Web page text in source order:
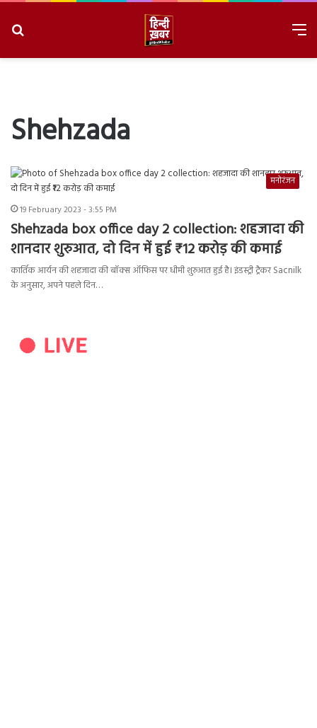
Shehzada
मनोरंजन
19 February 2023 - 3:55 PM
Shehzada box office day 2 collection: शहजादा की
शानदार शुरुआत, दो दिन में हुई ₹12 करोड़ की कमाई
कार्तिक आर्यन की शहजादा की बॉक्स ऑफिस पर धीमी शुरुआत हुई है। इंडस्ट्री ट्रैकर Sacnilk
के अनुसार, अपने पहले दिन…